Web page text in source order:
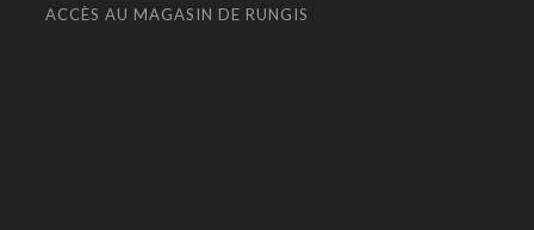
ACCÈS AU MAGASIN DE RUNGIS